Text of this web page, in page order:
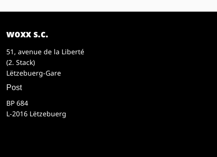
woxx s.c.
51, avenue de la Liberté
(2. Stack)
Lëtzebuerg-Gare
Post
BP 684
L-2016 Lëtzebuerg